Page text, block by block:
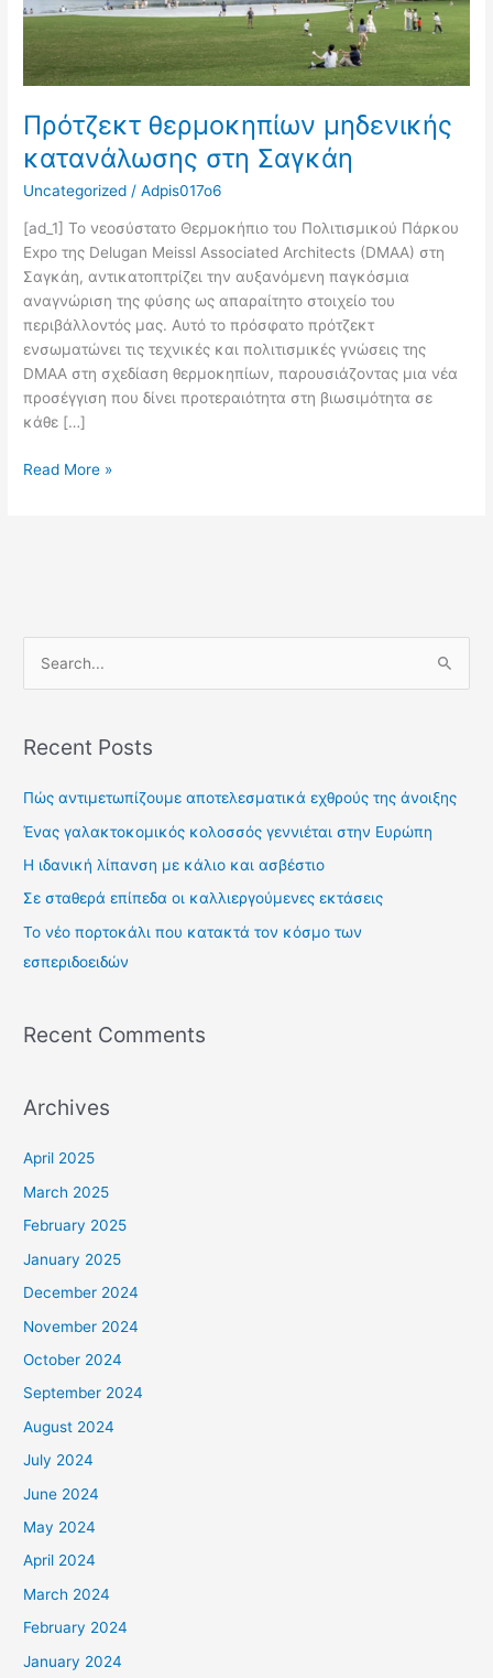
Πρότζεκτ θερμοκηπίων μηδενικής
κατανάλωσης στη Σαγκάη
Uncategorized /Adpis017o6
[ad_1] Το νεοσύστατο Θερμοκήπιο του Πολιτισμικού Πάρκου
Expo της Delugan Meissl Associated Architects (DMAA) στη
Σαγκάη, αντικατοπτρίζει την αυξανόμενη παγκόσμια
αναγνώριση της φύσης ως απαραίτητο στοιχείο του
περιβάλλοντός μας. Αυτό το πρόσφατο πρότζεκτ
ενσωματώνει τις τεχνικές και πολιτισμικές γνώσεις της
DMAA στη σχεδίαση θερμοκηπίων, παρουσιάζοντας μια νέα
προσέγγιση που δίνει προτεραιότητα στη βιωσιμότητα σε
κάθε […]
Read More »
r
o
r
:
Recent Posts
Πώς αντιμετωπίζουμε αποτελεσματικά εχθρούς της άνοιξης
Ένας γαλακτοκομικός κολοσσός γεννιέται στην Ευρώπη
Η ιδανική λίπανση με κάλιο και ασβέστιο
Σε σταθερά επίπεδα οι καλλιεργούμενες εκτάσεις
Το νέο πορτοκάλι που κατακτά τον κόσμο των
εσπεριδοειδών
Recent Comments
Archives
April 2025
March 2025
February 2025
January 2025
December 2024
November 2024
October 2024
September 2024
August 2024
July 2024
June 2024
May 2024
April 2024
March 2024
February 2024
January 2024